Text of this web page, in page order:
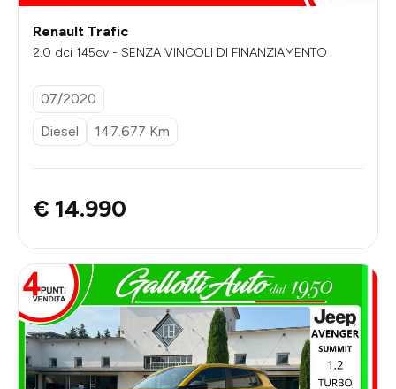
Renault Trafic
2.0 dci 145cv - SENZA VINCOLI DI FINANZIAMENTO
07/2020
Diesel
147.677 Km
€ 14.990